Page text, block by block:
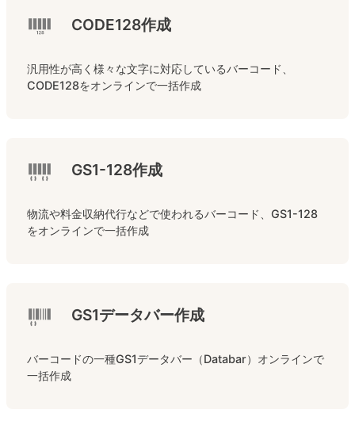
CODE128作成
汎用性が高く様々な文字に対応しているバーコード、
CODE128をオンラインで一括作成
GS1-128作成
物流や料金収納代行などで使われるバーコード、GS1-128
をオンラインで一括作成
GS1データバー作成
バーコードの一種GS1データバー（Databar）オンラインで
一括作成